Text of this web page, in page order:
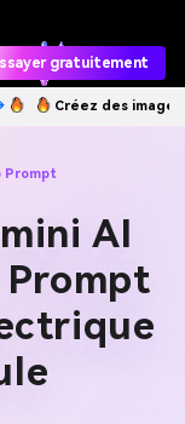
gratuitement
100 % gratuit!Créer
Prompt
AI